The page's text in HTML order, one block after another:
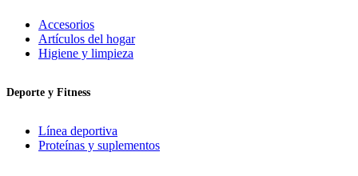
Accesorios
Artículos del hogar
Higiene y limpieza
Deporte y Fitness
Línea deportiva
Proteínas y suplementos